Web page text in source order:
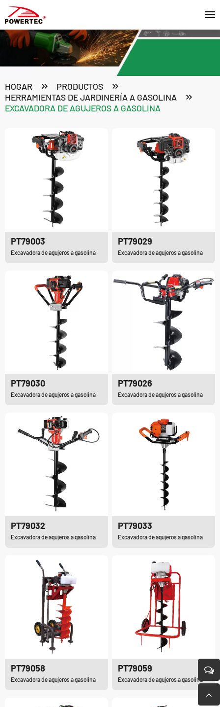
HOGAR
PRODUCTOS
HERRAMIENTAS DE JARDINERÍA A GASOLINA
EXCAVADORA DE AGUJEROS A GASOLINA
PT79003
Excavadora de agujeros a gasolina
PT79029
Excavadora de agujeros a gasolina
PT79030
Excavadora de agujeros a gasolina
PT79026
Excavadora de agujeros a gasolina
PT79032
Excavadora de agujeros a gasolina
PT79033
Excavadora de agujeros a gasolina
PT79058
Excavadora de agujeros a gasolina
PT79059
Excavadora de agujeros a gasolina